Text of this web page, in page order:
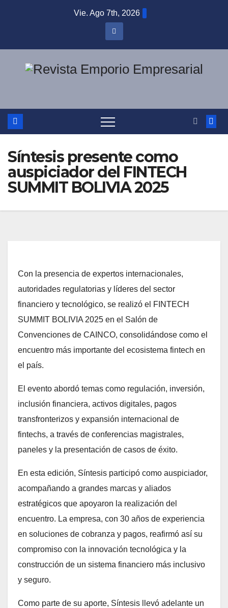
Vie. Ago 7th, 2026
Síntesis presente como
auspiciador del FINTECH
SUMMIT BOLIVIA 2025
Con la presencia de expertos internacionales,
autoridades regulatorias y líderes del sector
financiero y tecnológico, se realizó el FINTECH
SUMMIT BOLIVIA 2025 en el Salón de
Convenciones de CAINCO, consolidándose como el
encuentro más importante del ecosistema fintech en
el país.
El evento abordó temas como regulación, inversión,
inclusión financiera, activos digitales, pagos
transfronterizos y expansión internacional de
fintechs, a través de conferencias magistrales,
paneles y la presentación de casos de éxito.
En esta edición, Síntesis participó como auspiciador,
acompañando a grandes marcas y aliados
estratégicos que apoyaron la realización del
encuentro. La empresa, con 30 años de experiencia
en soluciones de cobranza y pagos, reafirmó así su
compromiso con la innovación tecnológica y la
construcción de un sistema financiero más inclusivo
y seguro.
Como parte de su aporte, Síntesis llevó adelante un